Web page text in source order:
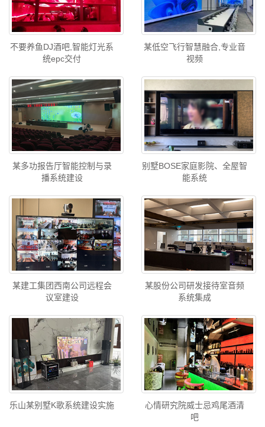
不要养鱼DJ酒吧,智能灯光系
统epc交付
某低空飞行智慧融合,专业音
视频
某多功报告厅智能控制与录
播系统建设
别墅BOSE家庭影院、全屋智
能系统
某建工集团西南公司远程会
议室建设
某股份公司研发接待室音频
系统集成
乐山某别墅K歌系统建设实施
心情研究院威士忌鸡尾酒清
吧